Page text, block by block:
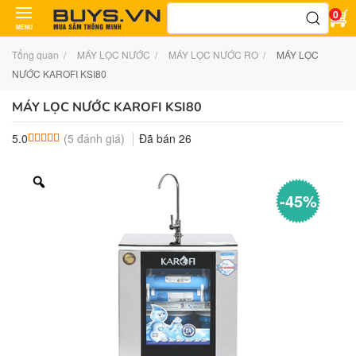
MENU
Tìm
0
Tổng quan MÁY LỌC NƯỚC MÁY LỌC NƯỚC RO
MÁY LỌC
NƯỚC KAROFI KSI80
MÁY LỌC NƯỚC KAROFI KSI80
5.0 5.0 trên 5 dựa trên
5 đánh giá
(5 đánh giá) Đã bán 26
-45%